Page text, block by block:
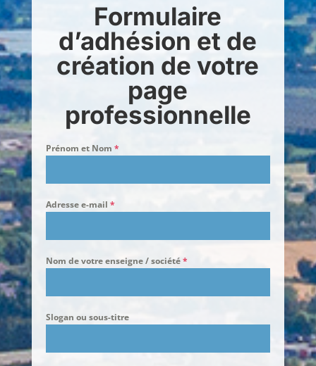
Formulaire
d’adhésion et de
création de votre
page
professionnelle
Prénom et Nom *
Adresse e-mail *
Nom de votre enseigne / société*
Slogan ou sous-titre